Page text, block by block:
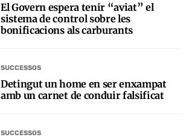
El Govern espera tenir “aviat” el
sistema de control sobre les
bonificacions als carburants
SUCCESSOS
Detingut un home en ser enxampat
amb un carnet de conduir falsificat
SUCCESSOS